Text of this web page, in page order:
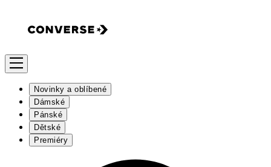
Novinky a oblíbené
Dámské
Pánské
Dětské
Premiéry